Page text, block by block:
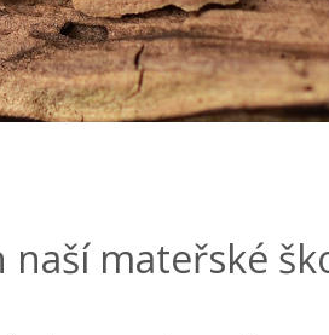
naší mateřské